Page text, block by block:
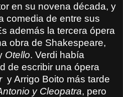
en su novena década, y
comedia de entre sus
además la tercera ópera
obra de Shakespeare,
Otello. Verdi había
de escribir una ópera
y Arrigo Boito más tarde
y Cleopatra, pero